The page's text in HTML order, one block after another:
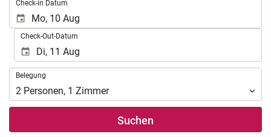
Check-in Datum
Check-Out-Datum
Belegung
Belegung
2 Personen, 1 Zimmer
Suchen